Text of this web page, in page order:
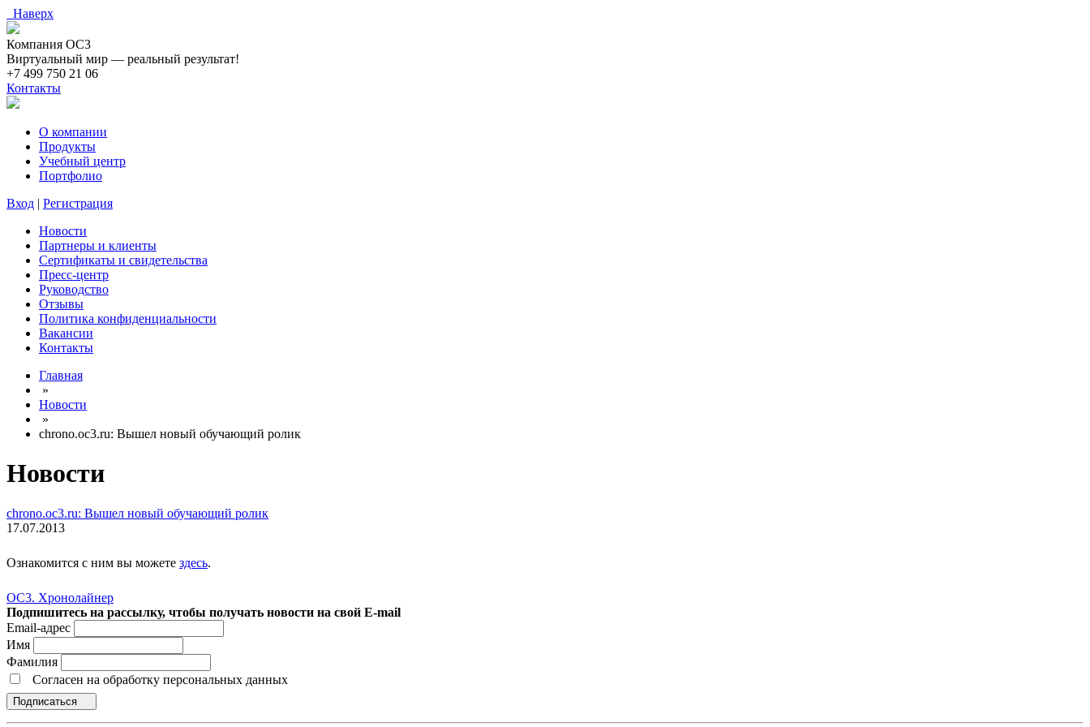
Наверх
Компания ОС3
Виртуальный мир — реальный результат!
+7 499 750 21 06
Контакты
О компании
Продукты
Учебный центр
Портфолио
Вход | Регистрация
Новости
Партнеры и клиенты
Сертификаты и свидетельства
Пресс-центр
Руководство
Отзывы
Политика конфиденциальности
Вакансии
Контакты
Главная
»
Новости
»
chrono.oc3.ru: Вышел новый обучающий ролик
Новости
chrono.oc3.ru: Вышел новый обучающий ролик
17.07.2013
Ознакомится с ним вы можете здесь.
ОС3. Хронолайнер
Подпишитесь на рассылку, чтобы получать новости на свой E-mail
Email-адрес
Имя
Фамилия
Согласен на обработку персональных данных
Подписаться